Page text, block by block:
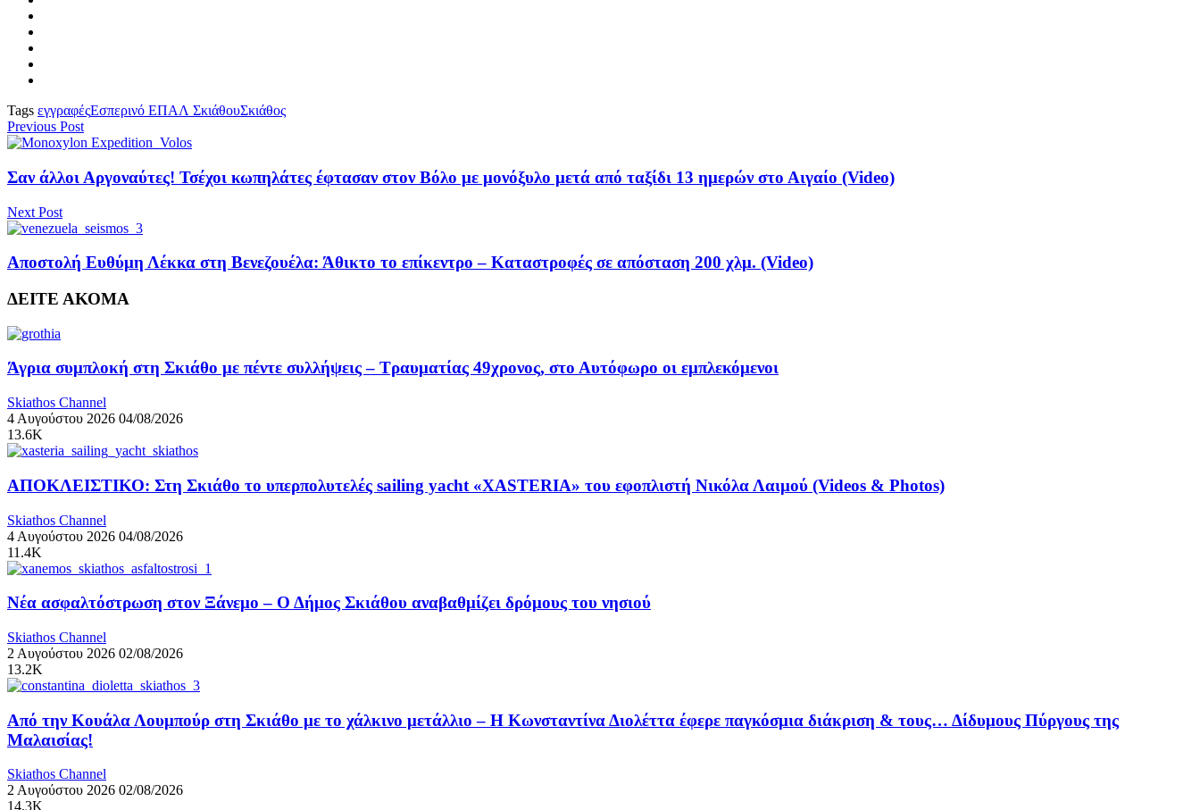
Tags εγγραφέςΕσπερινό ΕΠΑΛ ΣκιάθουΣκιάθος
Previous Post
Σαν άλλοι Αργοναύτες! Τσέχοι κωπηλάτες έφτασαν στον Βόλο με μονόξυλο μετά από ταξίδι 13 ημερών στο Αιγαίο (Video)
Next Post
Αποστολή Ευθύμη Λέκκα στη Βενεζουέλα: Άθικτο το επίκεντρο – Καταστροφές σε απόσταση 200 χλμ. (Video)
ΔΕΙΤΕ ΑΚΟΜΑ
Άγρια συμπλοκή στη Σκιάθο με πέντε συλλήψεις – Τραυματίας 49χρονος, στο Αυτόφωρο οι εμπλεκόμενοι
Skiathos Channel
4 Αυγούστου 2026 04/08/2026
13.6K
ΑΠΟΚΛΕΙΣΤΙΚΟ: Στη Σκιάθο το υπερπολυτελές sailing yacht «XASTERIA» του εφοπλιστή Νικόλα Λαιμού (Videos & Photos)
Skiathos Channel
4 Αυγούστου 2026 04/08/2026
11.4K
Νέα ασφαλτόστρωση στον Ξάνεμο – Ο Δήμος Σκιάθου αναβαθμίζει δρόμους του νησιού
Skiathos Channel
2 Αυγούστου 2026 02/08/2026
13.2K
Από την Κουάλα Λουμπούρ στη Σκιάθο με το χάλκινο μετάλλιο – Η Κωνσταντίνα Διολέττα έφερε παγκόσμια διάκριση & τους… Δίδυμους Πύργους της
Μαλαισίας!
Skiathos Channel
2 Αυγούστου 2026 02/08/2026
14.3K